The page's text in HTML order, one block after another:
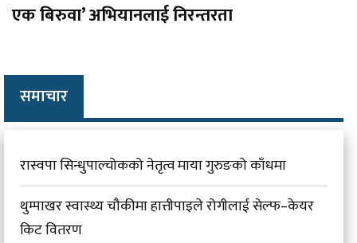
एक बिरुवा’ अभियानलाई निरन्तरता
समाचार
रास्वपा सिन्धुपाल्चोकको नेतृत्व माया गुरुङको काँधमा
थुम्पाखर स्वास्थ्य चौकीमा हात्तीपाइले रोगीलाई सेल्फ–केयर
किट वितरण